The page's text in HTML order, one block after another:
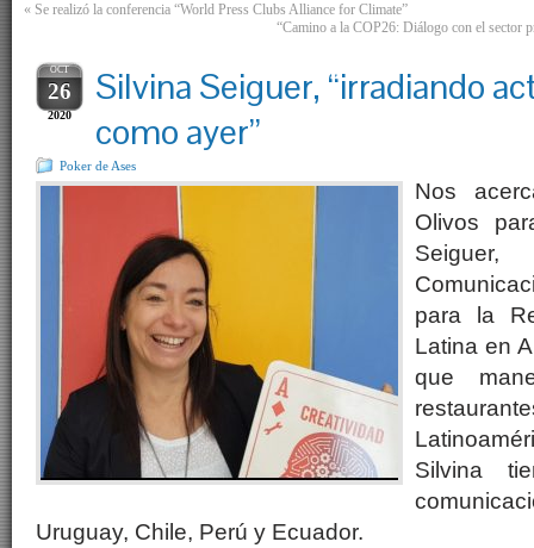
« Se realizó la conferencia “World Press Clubs Alliance for Climate”
“Camino a la COP26: Diálogo con el sector
OCT
26
2020
Silvina Seiguer, “irradiando
como ayer”
Poker de Ases
Nos
Olivos
para la
Latina en
que
Silvina
Uruguay, Chile, Perú y Ecuador.